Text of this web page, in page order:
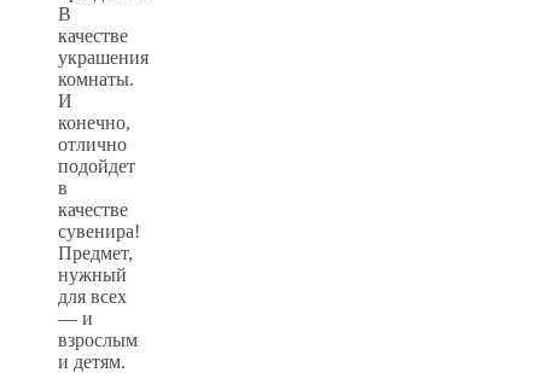
В
качестве
украшения
комнаты.
И
конечно,
отлично
подойдет
в
качестве
сувенира!
Предмет,
нужный
для всех
— и
взрослым
и детям.